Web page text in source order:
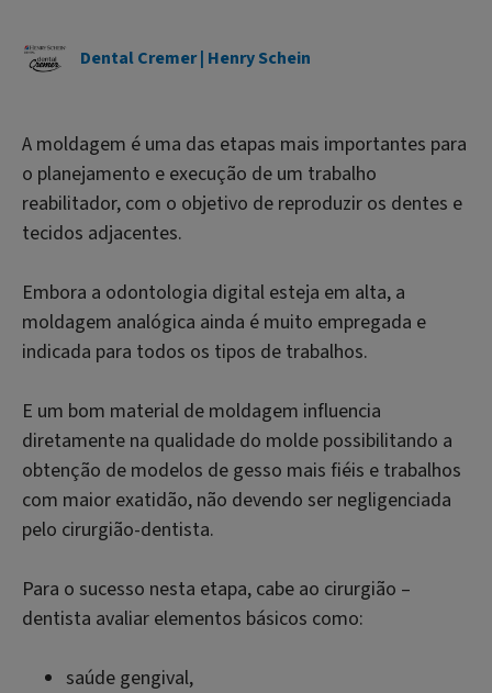
Dental Cremer | Henry Schein
A moldagem é uma das etapas mais importantes para
o planejamento e execução de um trabalho
reabilitador, com o objetivo de reproduzir os dentes e
tecidos adjacentes.
Embora a odontologia digital esteja em alta, a
moldagem analógica ainda é muito empregada e
indicada para todos os tipos de trabalhos.
E um bom material de moldagem influencia
diretamente na qualidade do molde possibilitando a
obtenção de modelos de gesso mais fiéis e trabalhos
com maior exatidão, não devendo ser negligenciada
pelo cirurgião-dentista.
Para o sucesso nesta etapa, cabe ao cirurgião –
dentista avaliar elementos básicos como:
saúde gengival,